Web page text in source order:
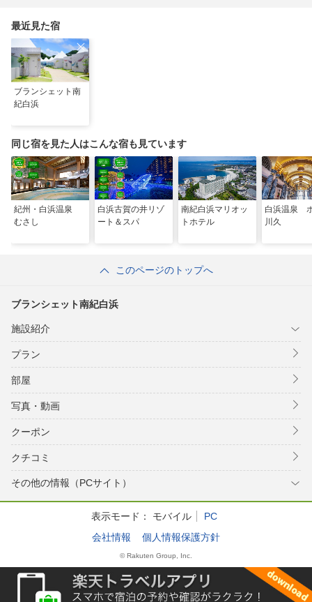
最近見た宿
ブランシェット南
紀白浜
同じ宿を見た人はこんな宿も見ています
紀州・白浜温泉
むさし
白浜古賀の井リゾ
ート＆スパ
南紀白浜マリオッ
トホテル
白浜温泉
川久
このページのトップへ
ブランシェット南紀白浜
施設紹介
プラン
部屋
写真・動画
クーポン
クチコミ
その他の情報（PCサイト）
表示モード： モバイル
PC
会社情報
個人情報保護方針
© Rakuten Group, Inc.